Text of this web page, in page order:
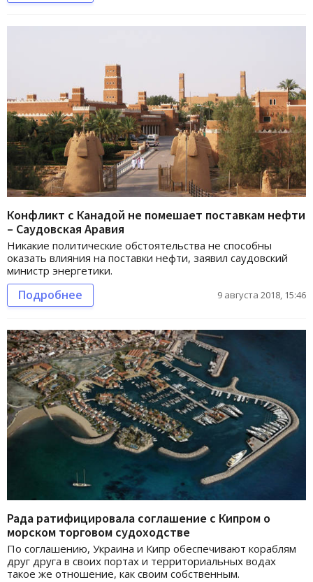
Конфликт с Канадой не помешает поставкам нефти
– Саудовская Аравия
Никакие политические обстоятельства не способны
оказать влияния на поставки нефти, заявил саудовский
министр энергетики.
Подробнее 9 августа 2018, 15:46
Рада ратифицировала соглашение с Кипром о
морском торговом судоходстве
По соглашению, Украина и Кипр обеспечивают кораблям
друг друга в своих портах и территориальных водах
такое же отношение, как своим собственным.